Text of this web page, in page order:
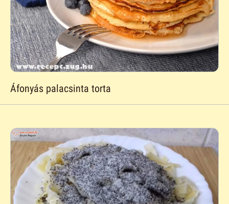
Áfonyás palacsinta torta